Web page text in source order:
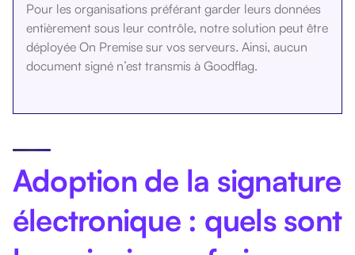
Pour les organisations préférant garder leurs données
entièrement sous leur contrôle, notre solution peut être
déployée On Premise sur vos serveurs. Ainsi, aucun
document signé n’est transmis à Goodflag.
Adoption de la signature
électronique : quels sont